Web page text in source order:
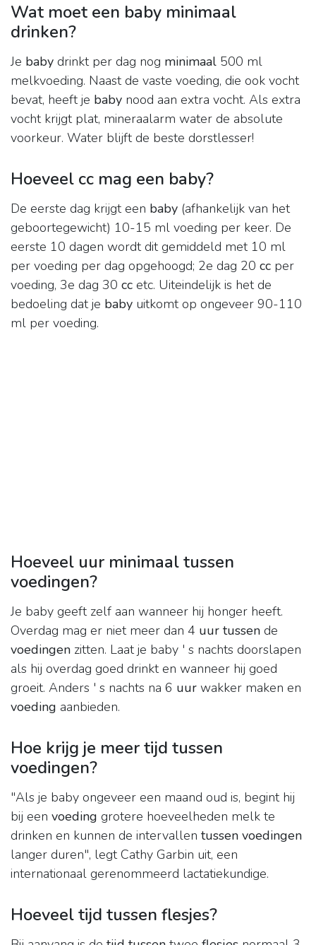
Wat moet een baby minimaal
drinken?
Je baby drinkt per dag nog minimaal 500 ml
melkvoeding. Naast de vaste voeding, die ook vocht
bevat, heeft je baby nood aan extra vocht. Als extra
vocht krijgt plat, mineraalarm water de absolute
voorkeur. Water blijft de beste dorstlesser!
Hoeveel cc mag een baby?
De eerste dag krijgt een baby (afhankelijk van het
geboortegewicht) 10-15 ml voeding per keer. De
eerste 10 dagen wordt dit gemiddeld met 10 ml
per voeding per dag opgehoogd; 2e dag 20 cc per
voeding, 3e dag 30 cc etc. Uiteindelijk is het de
bedoeling dat je baby uitkomt op ongeveer 90-110
ml per voeding.
Hoeveel uur minimaal tussen
voedingen?
Je baby geeft zelf aan wanneer hij honger heeft.
Overdag mag er niet meer dan 4 uur tussen de
voedingen zitten. Laat je baby ' s nachts doorslapen
als hij overdag goed drinkt en wanneer hij goed
groeit. Anders ' s nachts na 6 uur wakker maken en
voeding aanbieden.
Hoe krijg je meer tijd tussen
voedingen?
"Als je baby ongeveer een maand oud is, begint hij
bij een voeding grotere hoeveelheden melk te
drinken en kunnen de intervallen tussen voedingen
langer duren", legt Cathy Garbin uit, een
internationaal gerenommeerd lactatiekundige.
Hoeveel tijd tussen flesjes?